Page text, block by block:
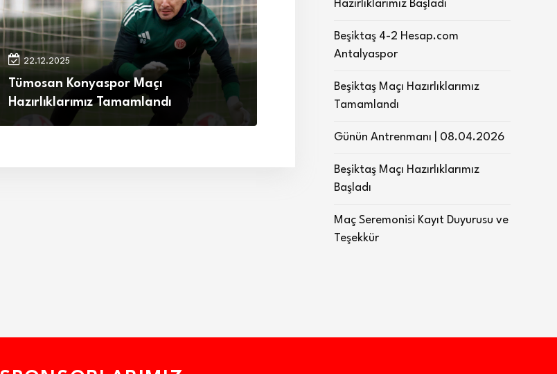
22.12.2025
Tümosan Konyaspor Maçı
Hazırlıklarımız Tamamlandı
Hazırlıklarımız Başladı
Beşiktaş 4-2 Hesap.com
Antalyaspor
Beşiktaş Maçı Hazırlıklarımız
Tamamlandı
Günün Antrenmanı | 08.04.2026
Beşiktaş Maçı Hazırlıklarımız
Başladı
Maç Seremonisi Kayıt Duyurusu ve
Teşekkür